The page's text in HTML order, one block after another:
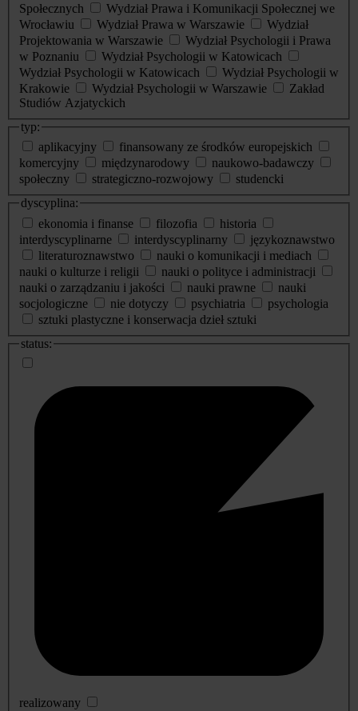
Społecznych
Wydział Prawa i Komunikacji Społecznej we
Wrocławiu
Wydział Prawa w Warszawie
Wydział
Projektowania w Warszawie
Wydział Psychologii i Prawa
w Poznaniu
Wydział Psychologii w Katowicach
Wydział Psychologii w Katowicach
Wydział Psychologii w
Krakowie
Wydział Psychologii w Warszawie
Zakład
Studiów Azjatyckich
typ:
aplikacyjny
finansowany ze środków europejskich
komercyjny
międzynarodowy
naukowo-badawczy
społeczny
strategiczno-rozwojowy
studencki
dyscyplina:
ekonomia i finanse
filozofia
historia
interdyscyplinarne
interdyscyplinarny
językoznawstwo
literaturoznawstwo
nauki o komunikacji i mediach
nauki o kulturze i religii
nauki o polityce i administracji
nauki o zarządzaniu i jakości
nauki prawne
nauki
socjologiczne
nie dotyczy psychiatria
psychologia
sztuki plastyczne i konserwacja dzieł sztuki
status:
realizowany